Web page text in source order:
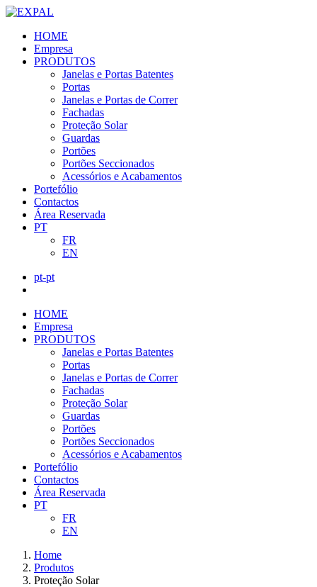
HOME
Empresa
PRODUTOS
Janelas e Portas Batentes
Portas
Janelas e Portas de Correr
Fachadas
Proteção Solar
Guardas
Portões
Portões Seccionados
Acessórios e Acabamentos
Portefólio
Contactos
Área Reservada
PT
FR
EN
pt-pt
HOME
Empresa
PRODUTOS
Janelas e Portas Batentes
Portas
Janelas e Portas de Correr
Fachadas
Proteção Solar
Guardas
Portões
Portões Seccionados
Acessórios e Acabamentos
Portefólio
Contactos
Área Reservada
PT
FR
EN
Home
Produtos
Proteção Solar